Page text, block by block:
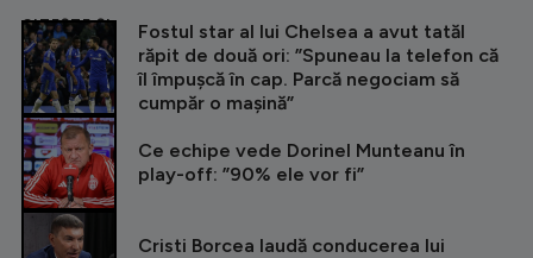
CITEȘTE ȘI
Fostul star al lui Chelsea a avut tatăl
răpit de două ori: ”Spuneau la telefon că
îl împușcă în cap. Parcă negociam să
cumpăr o mașină”
Ce echipe vede Dorinel Munteanu în
play-off: ”90% ele vor fi”
Cristi Borcea laudă conducerea lui